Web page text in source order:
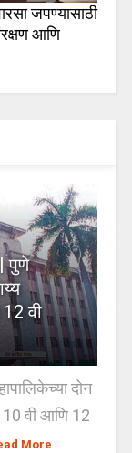
जपण्यासाठी
आणि
पुणे
वी
दोन
10 वी आणि 12
More